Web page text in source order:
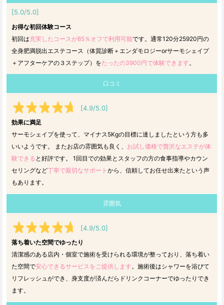
[5.0/5.0]
お得な初回体験コース
初回は充実したコースが85％オフで利用可能です。通常120分25920円の
全身肥満脱出エステコース（体質診断＋エンダモロジーorサーモシェイプ
＋アフターケアの３ステップ）をたったの3900円で体験できます 。
口コミ
[4.9/5.0]
効果に満足
サーモシェイプを使って、マイナス5Kgの目標に達しましたという方も多
いいようです。 またお店の雰囲気も良く、 お試し価格で贅沢なエステが体
験できる と好評です。 1回目での効果とスタッフの方の食事指導やカウン
セリングなど丁寧で親切なサポート から、信頼してお任せ出来たという声
もあります。
雰囲気
[4.9/5.0]
落ち着いた空間でゆったり
清潔感のある店内・個室で施術を受けられる環境が整っており、落ち着い
た空間で安心できるサービスをご提供します。施術後はシャワーを浴びて
リフレッシュができ、身支度が済んだらドリンクコーナーでゆったりでき
ます。